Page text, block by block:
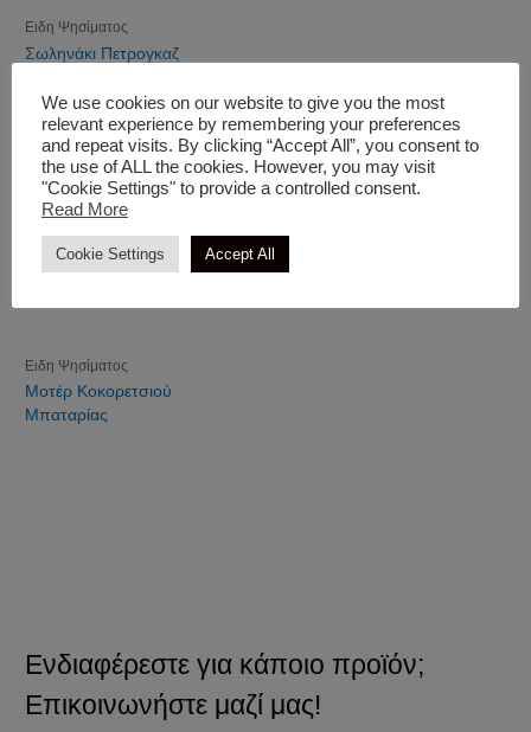
Ειδη Ψησίματος
Σωληνάκι Πετρογκαζ
Ειδη Ψησίματος
Μοτέρ Κοκορετσιού
Μπαταρίας
Ενδιαφέρεστε για κάποιο προϊόν;
Επικοινωνήστε μαζί μας!
We use cookies on our website to give you the most
relevant experience by remembering your preferences
and repeat visits. By clicking “Accept All”, you consent to
the use of ALL the cookies. However, you may visit
"Cookie Settings" to provide a controlled consent.
Read More
Cookie Settings Accept All